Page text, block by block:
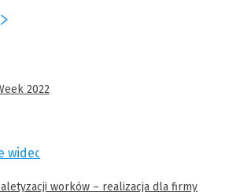
2022
worków – realizacja dla firmy